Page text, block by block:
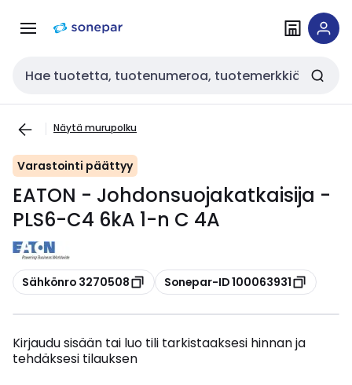
navigointiinsisältöön
Haku
Näytä murupolku
Varastointi päättyy
EATON - Johdonsuojakatkaisija -
PLS6-C4 6kA 1-n C 4A
Kopioi
Sähkönro 3270508 Kopioi
Sonepar-ID 100063931
Kirjaudu sisään tai luo tili tarkistaaksesi hinnan ja
tehdäksesi tilauksen